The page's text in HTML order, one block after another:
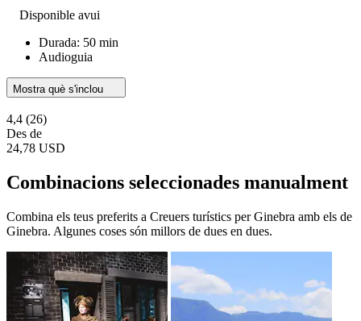
Disponible avui
Durada: 50 min
Audioguia
Mostra què s'inclou
4,4 (26)
Des de
24,78 USD
Combinacions seleccionades manualment
Combina els teus preferits a Creuers turístics per Ginebra amb els de
Ginebra. Algunes coses són millors de dues en dues.